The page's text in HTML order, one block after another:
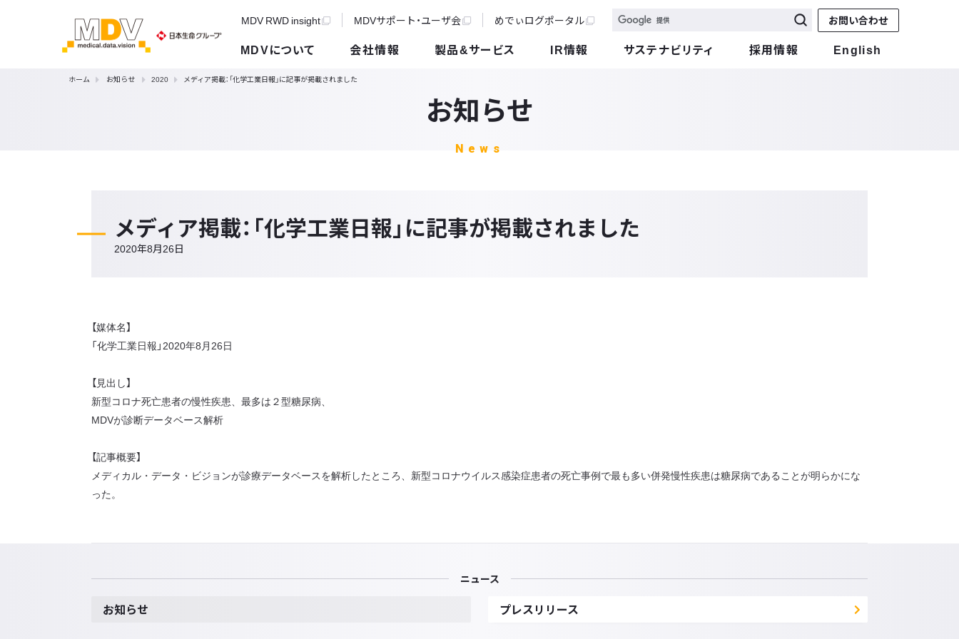
MDV RWD insight MDVサポート・ユーザ会 めでぃログポータル お問い合わせ
MDVについて 会社情報 製品&サービス IR情報 サステナビリティ 採用情報 English
ホーム お知らせ 2020 メディア掲載：「化学工業日報」に記事が掲載されました
お知らせ
News
メディア掲載：「化学工業日報」に記事が掲載されました
2020年8月26日
【媒体名】
「化学工業日報」2020年8月26日
【見出し】
新型コロナ死亡患者の慢性疾患、最多は２型糖尿病、
MDVが診断データベース解析
【記事概要】
メディカル・データ・ビジョンが診療データベースを解析したところ、新型コロナウイルス感染症患者の死亡事例で最も多い併発慢性疾患は糖尿病であることが明らかにな
った。
ニュース
お知らせ プレスリリース